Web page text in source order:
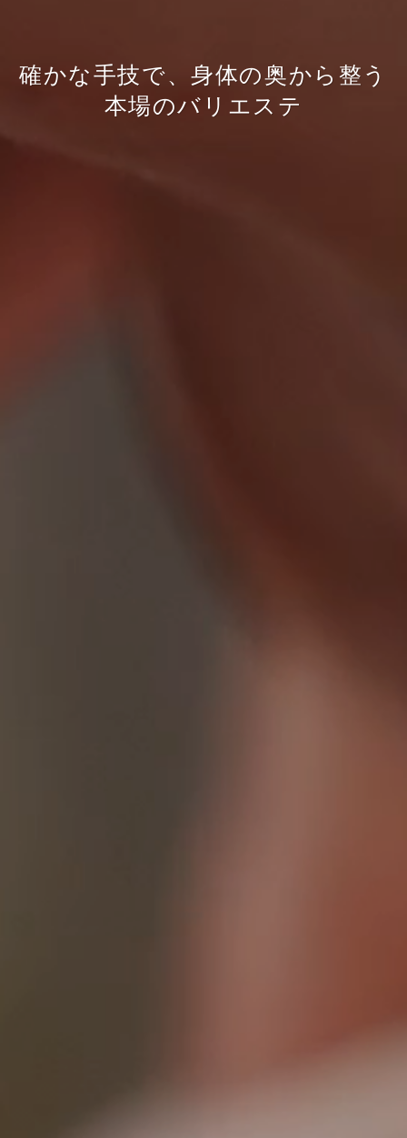
確かな手技で、身体の奥から整う
本場のバリエステ